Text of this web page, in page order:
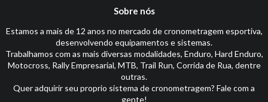
Sobre nós
Estamos a mais de 12 anos no mercado de cronometragem esportiva,
desenvolvendo equipamentos e sistemas.
Trabalhamos com as mais diversas modalidades, Enduro, Hard Enduro,
Motocross, Rally Empresarial, MTB, Trail Run, Corrida de Rua, dentre
outras.
Quer adquirir seu proprio sistema de cronometragem? Fale com a
gente!